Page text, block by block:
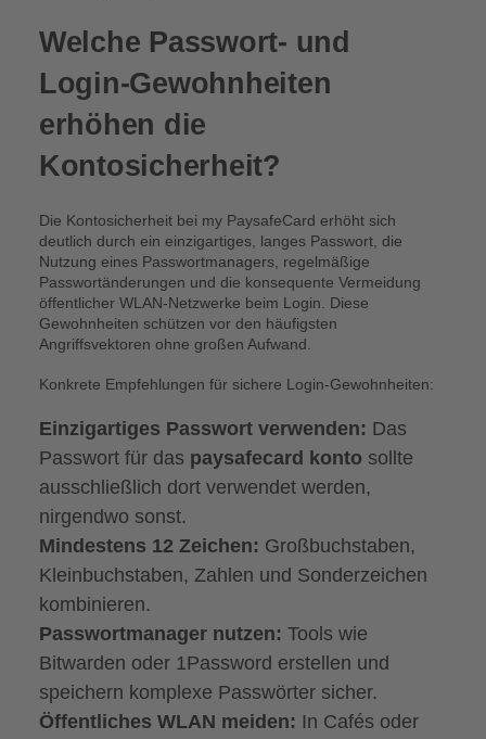
Welche Passwort- und
Login-Gewohnheiten
erhöhen die
Kontosicherheit?
Die Kontosicherheit bei my PaysafeCard erhöht sich
deutlich durch ein einzigartiges, langes Passwort, die
Nutzung eines Passwortmanagers, regelmäßige
Passwortänderungen und die konsequente Vermeidung
öffentlicher WLAN-Netzwerke beim Login. Diese
Gewohnheiten schützen vor den häufigsten
Angriffsvektoren ohne großen Aufwand.
Konkrete Empfehlungen für sichere Login-Gewohnheiten:
Einzigartiges Passwort verwenden: Das
Passwort für das paysafecard konto sollte
ausschließlich dort verwendet werden,
nirgendwo sonst.
Mindestens 12 Zeichen: Großbuchstaben,
Kleinbuchstaben, Zahlen und Sonderzeichen
kombinieren.
Passwortmanager nutzen: Tools wie
Bitwarden oder 1Password erstellen und
speichern komplexe Passwörter sicher.
Öffentliches WLAN meiden: In Cafés oder